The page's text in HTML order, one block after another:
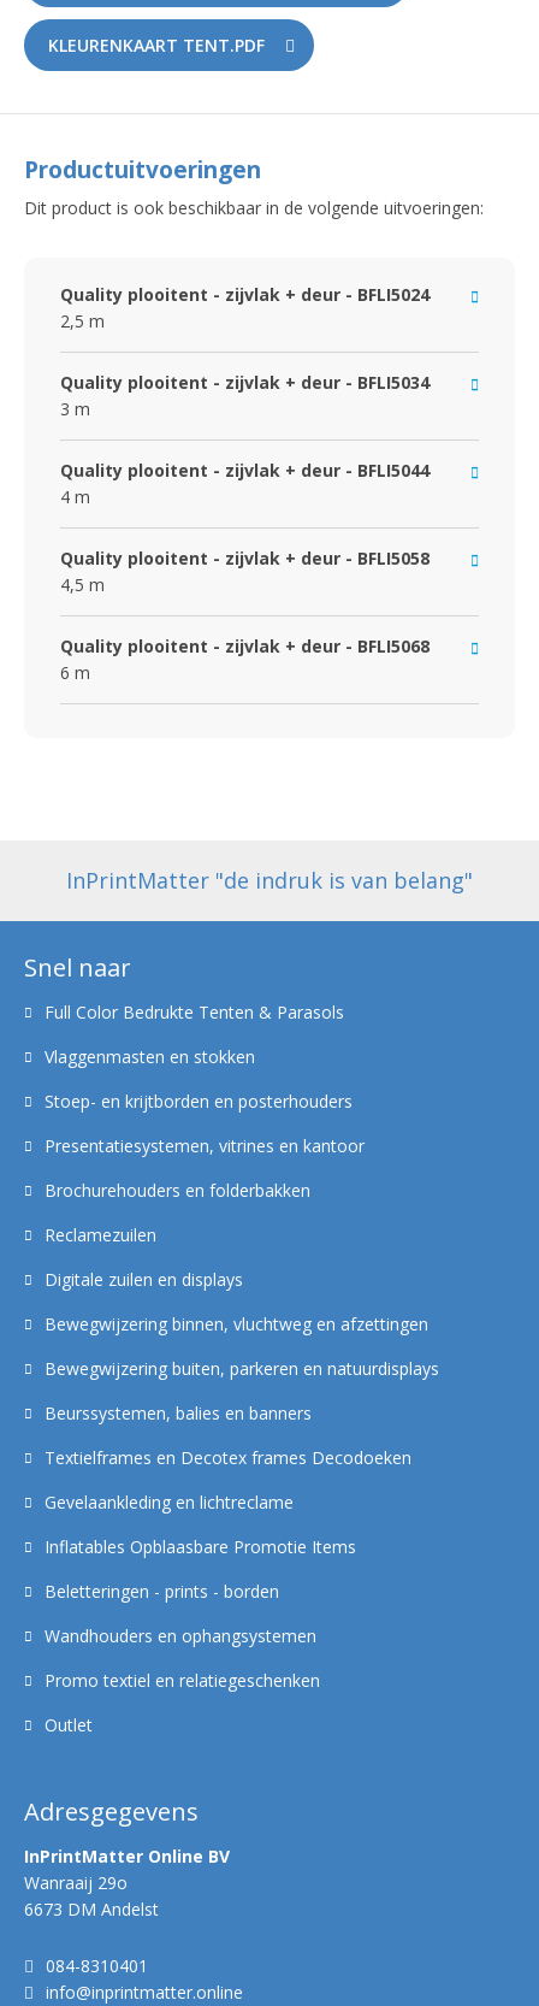
KLEURENKAART TENT.PDF
Productuitvoeringen
Dit product is ook beschikbaar in de volgende uitvoeringen:
Quality plooitent - zijvlak + deur - BFLI5024
2,5 m
Quality plooitent - zijvlak + deur - BFLI5034
3 m
Quality plooitent - zijvlak + deur - BFLI5044
4 m
Quality plooitent - zijvlak + deur - BFLI5058
4,5 m
Quality plooitent - zijvlak + deur - BFLI5068
6 m
InPrintMatter "de indruk is van belang"
Adresgegevens
InPrintMatter Online BV
Wanraaij 29o
6673 DM Andelst
084-8310401
info@inprintmatter.online
Snel naar
Full Color Bedrukte Tenten & Parasols
Vlaggenmasten en stokken
Stoep- en krijtborden en posterhouders
Presentatiesystemen, vitrines en kantoor
Brochurehouders en folderbakken
Reclamezuilen
Digitale zuilen en displays
Bewegwijzering binnen, vluchtweg en afzettingen
Bewegwijzering buiten, parkeren en natuurdisplays
Beurssystemen, balies en banners
Textielframes en Decotex frames Decodoeken
Gevelaankleding en lichtreclame
Inflatables Opblaasbare Promotie Items
Beletteringen - prints - borden
Wandhouders en ophangsystemen
Promo textiel en relatiegeschenken
Outlet